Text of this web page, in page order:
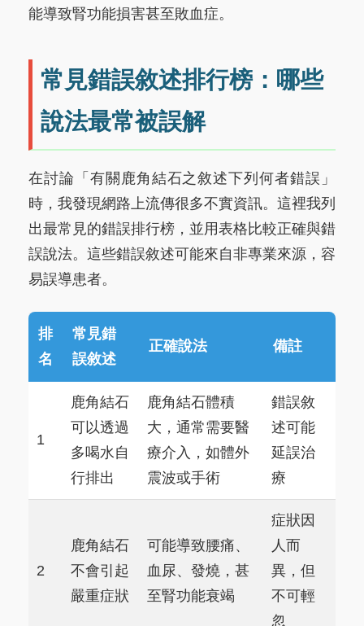
能導致腎功能損害甚至敗血症。
常見錯誤敘述排行榜：哪些
說法最常被誤解
在討論「有關鹿角結石之敘述下列何者錯誤」
時，我發現網路上流傳很多不實資訊。這裡我列
出最常見的錯誤排行榜，並用表格比較正確與錯
誤說法。這些錯誤敘述可能來自非專業來源，容
易誤導患者。
排
名
常見錯
誤敘述
正確說法 備註
1
鹿角結石
可以透過
多喝水自
行排出
鹿角結石體積
大，通常需要醫
療介入，如體外
震波或手術
錯誤敘
述可能
延誤治
療
2
鹿角結石
不會引起
嚴重症狀
可能導致腰痛、
血尿、發燒，甚
至腎功能衰竭
症狀因
人而
異，但
不可輕
忽